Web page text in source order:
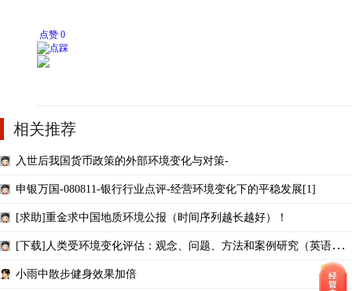
点赞 0
相关推荐
入世后我国货币政策的外部环境变化与对策-
申银万国-080811-银行行业点评-经营环境变化下的平稳发展[1]
[求助]重金求中国地质环境公报（时间序列越长越好）！
[下载]人类受环境变化评估：观念、问题、方法和案例研究（英语）
小雨中散步健身效果加倍